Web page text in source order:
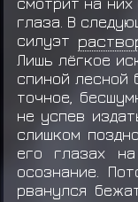
глаза. В
силуэт
Лишь лёгкое
спиной лесной
точное,
не успев
слишком
его глазах
осознание.
рванулся